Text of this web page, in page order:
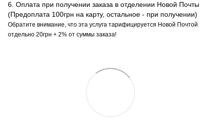
6. Оплата при получении заказа в отделении Новой Почты
(Предоплата 100грн на карту, остальное - при получении)
Обратите внимание, что эта услуга тарифицируется Новой Почтой
отдельно 20грн + 2% от суммы заказа!